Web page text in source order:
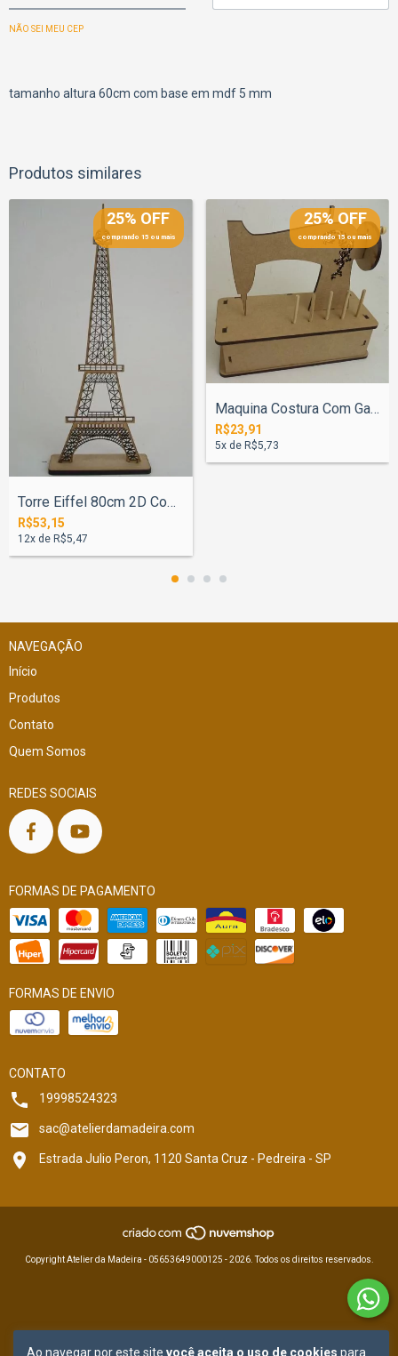
Ao navegar por este site você aceita o uso de cookies para
NÃO SEI MEU CEP
tamanho altura 60cm com base em mdf 5 mm
Produtos similares
25% OFF
comprando 15 ou mais
Torre Eiffel 80cm 2D Com Base
R$53,15
12x de R$5,47
25% OFF
comprando 15 ou mais
Maquina Costura Com Gaveta
R$23,91
5x de R$5,73
NAVEGAÇÃO
Início
Produtos
Contato
Quem Somos
REDES SOCIAIS
FORMAS DE PAGAMENTO
FORMAS DE ENVIO
CONTATO
19998524323
sac@atelierdamadeira.com
Estrada Julio Peron, 1120 Santa Cruz - Pedreira - SP
Copyright Atelier da Madeira - 05653649000125 - 2026. Todos os direitos reservados.